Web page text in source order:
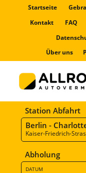
Startseite
Kontakt
FAQ
Über uns
Station Abfahrt
Berlin -
Kaiser-Friedrich-
Abholung
DATUM